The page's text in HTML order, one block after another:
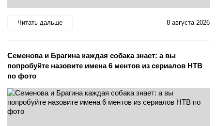
Читать дальше 8 августа 2026
Семенова и Брагина каждая собака знает: а вы
попробуйте назовите имена 6 ментов из сериалов НТВ
по фото